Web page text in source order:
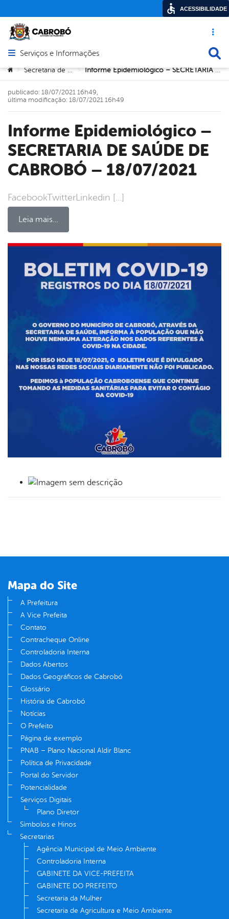
Acesso
Abrir menu principal de navegação
Serviços e Informações
Você está aqui:
> Secretaria de Saúde > Informe Epidemiológico – SECRETARIA DE SAÚDE DE CABROBÓ – 18/07/2021
Informe Epidemiológico –
SECRETARIA DE SAÚDE DE
CABROBÓ – 18/07/2021
FacebookTwitterLinkedin […]
Leia mais…
publicado: 18/07/2021 16h49,
última modificação: 18/07/2021 16h49
Mapa do Site
A Prefeitura
A Vice Prefeita
Contato
Contracheque Online
Controladoria Interna
Dados Abertos
Dados Geográficos de Cabrobó
Glossário
História de Cabrobó
Notícias
O Prefeito
Página de exemplo
PNAB – Plano Nacional Aldir Blanc
Política de Privacidade
Portal do Servidor
Potencialidade
Serviços Digitais
Plano Diretor
Símbolos e Hinos
Secretarias
Agência Municipal de Meio Ambiente
Controladoria Interna
GABINETE DA VICE-PREFEITA
GABINETE DO PREFEITO
Secretaria da Mulher
Secretaria de Agricultura e Meio Ambiente
ACESSIBILIDADE